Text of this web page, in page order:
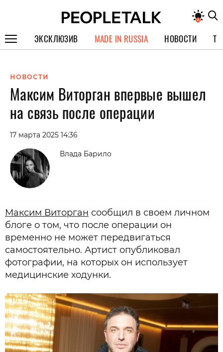
ЭКСКЛЮЗИВ
СПЕЦПРОЕКТЫ
ИНТЕРВЬЮ
ПОКОЛЕНИЕ
MADE IN RUSSIA НОВОСТИ
НОВОСТИ
Максим Виторган впервые вышел
на связь после операции
17 марта 2025 14:36
Влада Барило
Максим Виторган сообщил в своем личном
блоге о том, что после операции он
временно не может передвигаться
самостоятельно. Артист опубликовал
фотографии, на которых он использует
медицинские ходунки.